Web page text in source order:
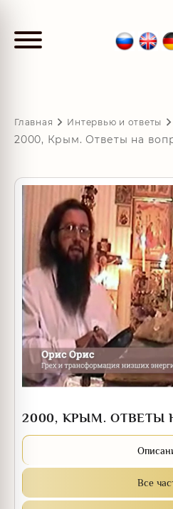
Главная Интервью и ответы
2000, Крым. Ответы на
2000, КРЫМ. ОТВЕТЫ
Все